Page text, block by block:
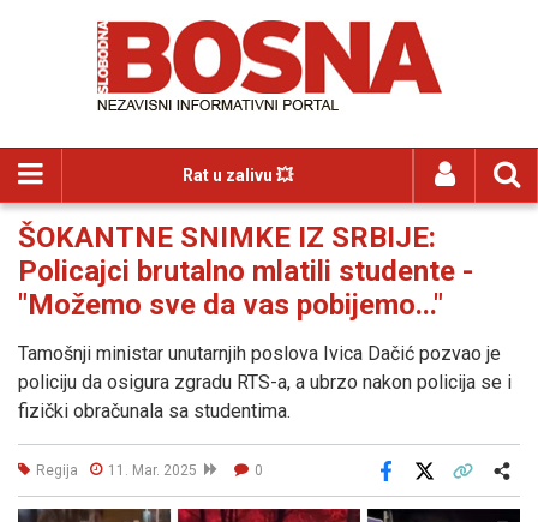
Rat u zalivu 💥
ŠOKANTNE SNIMKE IZ SRBIJE:
Policajci brutalno mlatili studente -
"Možemo sve da vas pobijemo..."
Tamošnji ministar unutarnjih poslova Ivica Dačić pozvao je
policiju da osigura zgradu RTS-a, a ubrzo nakon policija se i
fizički obračunala sa studentima.
Regija 11. Mar. 2025 0
Facebook